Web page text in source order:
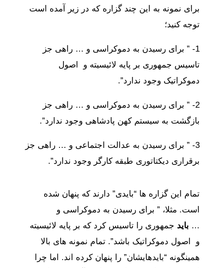
برای نمونه به این چند گزاره که در زیر آمده است
توجه کنید؛
1- ” برای رسیدن به دموکراسی و … راهی جز
تاسیس جمهوری بر پایه لائیسیته و اصول
دموکراتیک وجود ندارد”.
2- ” برای رسیدن به دموکراسی و … راهی جز
بازگشت به سیستم کهن پادشاهی وجود ندارد”.
3- ” برای رسیدن به عدالت اجتماعی و … راهی جز
برقراری دیکتاتوری طبقه کارگر وجود ندارد”.
تمام این گزاره ها “بایدی” دارند که پنهان شده
است. مثلا، ” برای رسیدن به دموکراسی و
… باید جمهوری را تاسیس کرد که بر پایه لائیسیته
و اصول دموکراتیک باشد”. تمام نمونه های بالا
همینگونه “بایدهایشان” را پنهان کرده اند. اما چرا